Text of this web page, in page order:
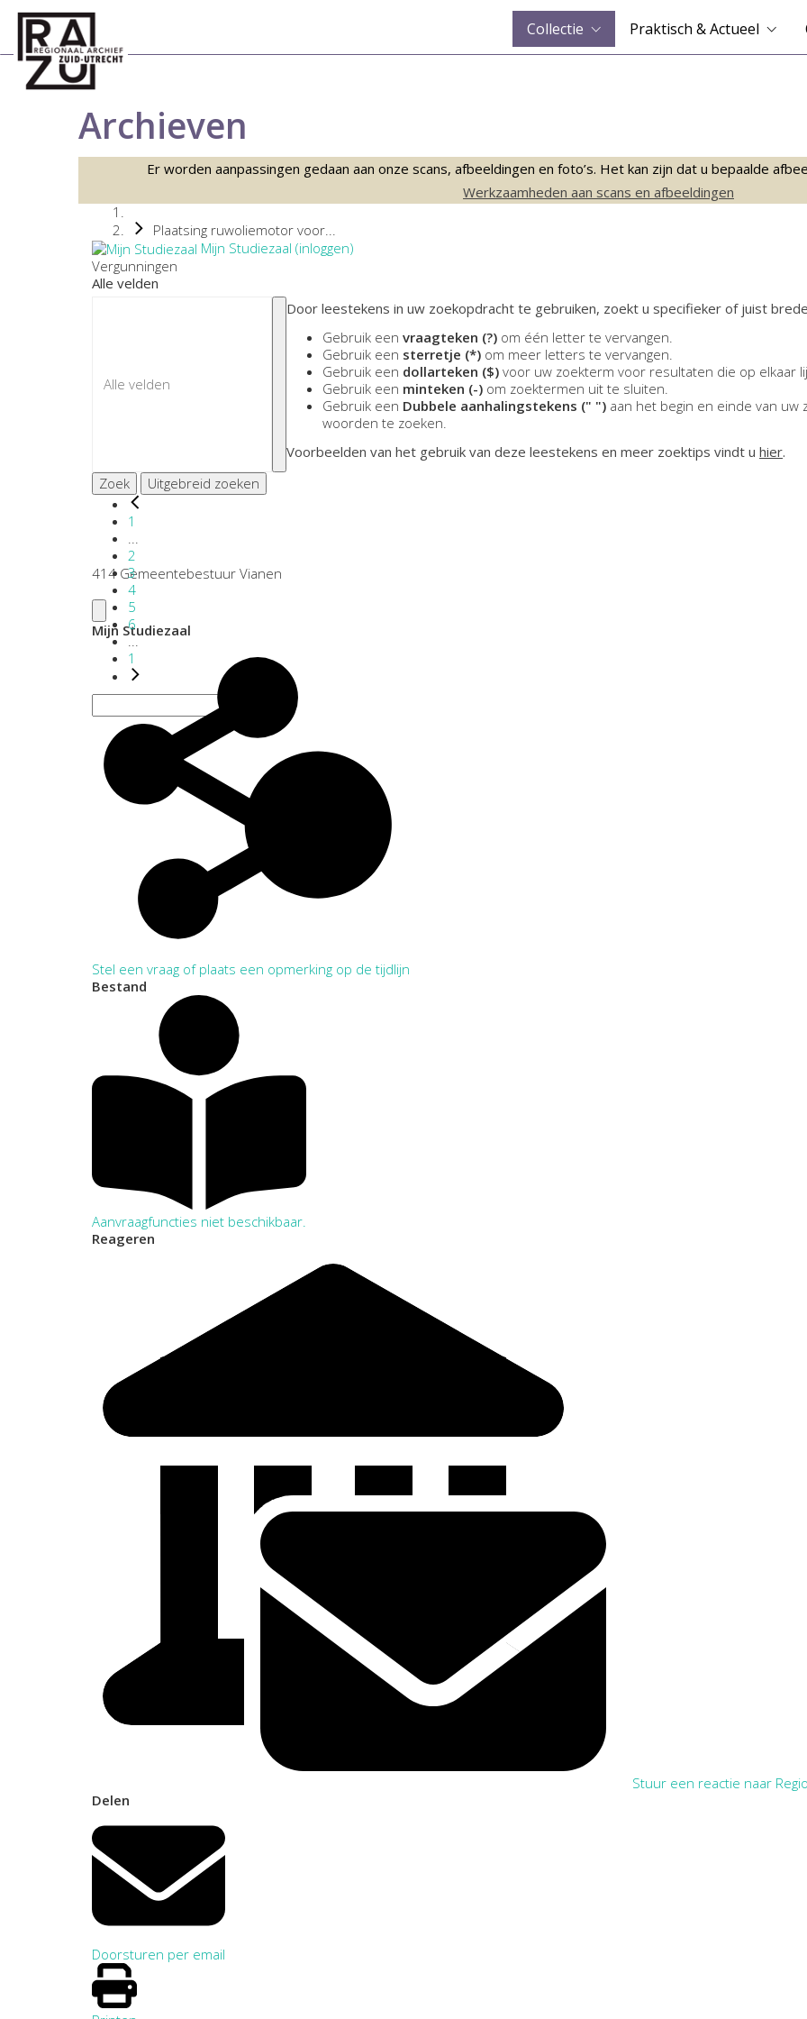
Collectie Praktisch & Actueel
Archieven
Er worden aanpassingen gedaan aan onze scans, afbeeldingen en foto’s. Het kan zijn dat u bepaalde
Werkzaamheden aan scans en afbeeldingen
Plaatsing ruwoliemotor voor...
Mijn Studiezaal (inloggen)
Vergunningen
Alle velden
Door leestekens in uw zoekopdracht te gebruiken, zoekt u specifieker of juist
Gebruik een vraagteken (?) om één letter te vervangen.
Gebruik een sterretje (*) om meer letters te vervangen.
Gebruik een dollarteken ($) voor uw zoekterm voor resultaten die op elkaar
Gebruik een minteken (-) om zoektermen uit te sluiten.
Gebruik een Dubbele aanhalingstekens (" ") aan het begin en einde van uw
woorden te zoeken.
Voorbeelden van het gebruik van deze leestekens en meer zoektips vindt u hier.
Zoek
Uitgebreid zoeken
1
2
3
4
5
6
...
1
414 Gemeentebestuur Vianen
Mijn Studiezaal
Stel een vraag of plaats een opmerking op de tijdlijn
Bestand
Aanvraagfuncties niet beschikbaar.
Reageren
Stuur een reactie naar
Delen
Doorsturen per email